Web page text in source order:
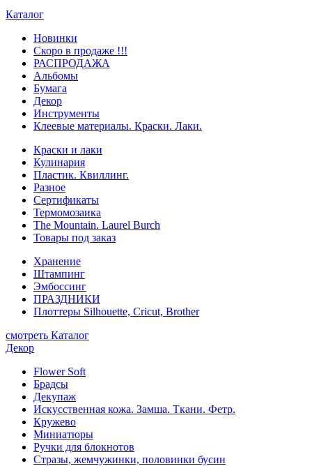
Каталог
Новинки
Скоро в продаже !!!
РАСПРОДАЖА
Альбомы
Бумага
Декор
Инструменты
Клеевые материалы. Краски. Лаки.
Краски и лаки
Кулинария
Пластик. Квиллинг.
Разное
Сертификаты
Термомозаика
The Mountain. Laurel Burch
Товары под заказ
Хранение
Штампинг
Эмбоссинг
ПРАЗДНИКИ
Плоттеры Silhouette, Cricut, Brother
смотреть Каталог
Декор
Flower Soft
Брадсы
Декупаж
Искусственная кожа. Замша. Ткани. Фетр.
Кружево
Миниатюры
Ручки для блокнотов
Стразы, жемчужинки, половинки бусин